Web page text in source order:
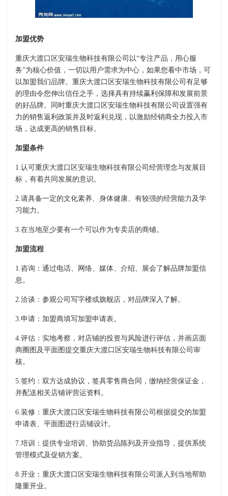
加盟优势
重庆大渡口区安瑞生物科技有限公司以“专注产品，用心服
务”为核心价值，一切以用户需求为中心，如果您看中市场，可
以加盟我们品牌。重庆大渡口区安瑞生物科技有限公司有足够
的理由令您伸出信任之手，选择具有持续赢利保障和发展前景
的好品牌。同时重庆大渡口区安瑞生物科技有限公司设置强有
力的销售返利政策并及时返利兑现，以激励经销商全力投入市
场，达成更高的销售目标。
加盟条件
1.认可重庆大渡口区安瑞生物科技有限公司经营理念与发展目
标，有着共同发展的意识。
2.请具备一定的文化素养、身体健康、有较强的经营能力及学
习能力。
3.在当地至少要有一个可以作为专卖店的商铺。
加盟流程
1.咨询：通过电话、网络、媒体、介绍、展会了解品牌加盟信
息。
2.洽谈：参观公司写字楼或旗舰店，对品牌深入了解。
3.申请：加盟商填写加盟申请表。
4.评估：实地考察，对店铺的投资与风险进行评估，并画店面
商圈图及平面图提交重庆大渡口区安瑞生物科技有限公司审
核。
5.签约：双方达成协议，签具零售商合同，缴纳经营保证金，
并配送相关店铺评营运资料。
6.装修：重庆大渡口区安瑞生物科技有限公司根据提交的加盟
申请表、平面图进行店铺设计。
7.培训：提供专业培训、协助货品陈列及开业指导，提供系统
管理模式及促销方案。
8.开业：重庆大渡口区安瑞生物科技有限公司派人到当地帮助
隆重开业。